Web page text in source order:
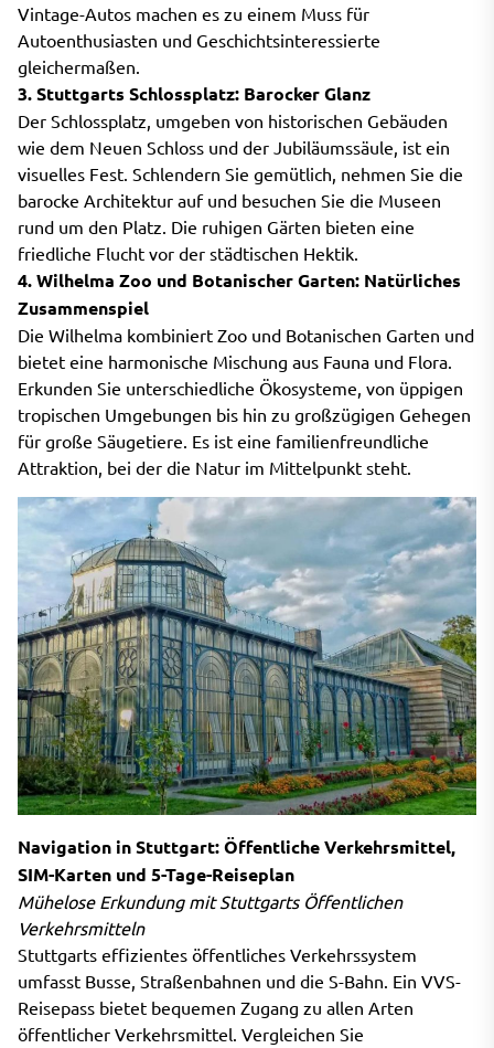
Vintage-Autos machen es zu einem Muss für
Autoenthusiasten und Geschichtsinteressierte
gleichermaßen.
3. Stuttgarts Schlossplatz: Barocker Glanz
Der Schlossplatz, umgeben von historischen Gebäuden
wie dem Neuen Schloss und der Jubiläumssäule, ist ein
visuelles Fest. Schlendern Sie gemütlich, nehmen Sie die
barocke Architektur auf und besuchen Sie die Museen
rund um den Platz. Die ruhigen Gärten bieten eine
friedliche Flucht vor der städtischen Hektik.
4. Wilhelma Zoo und Botanischer Garten: Natürliches
Zusammenspiel
Die Wilhelma kombiniert Zoo und Botanischen Garten und
bietet eine harmonische Mischung aus Fauna und Flora.
Erkunden Sie unterschiedliche Ökosysteme, von üppigen
tropischen Umgebungen bis hin zu großzügigen Gehegen
für große Säugetiere. Es ist eine familienfreundliche
Attraktion, bei der die Natur im Mittelpunkt steht.
Navigation in Stuttgart: Öffentliche Verkehrsmittel,
SIM-Karten und 5-Tage-Reiseplan
Mühelose Erkundung mit Stuttgarts Öffentlichen
Verkehrsmitteln
Stuttgarts effizientes öffentliches Verkehrssystem
umfasst Busse, Straßenbahnen und die S-Bahn. Ein VVS-
Reisepass bietet bequemen Zugang zu allen Arten
öffentlicher Verkehrsmittel. Vergleichen Sie